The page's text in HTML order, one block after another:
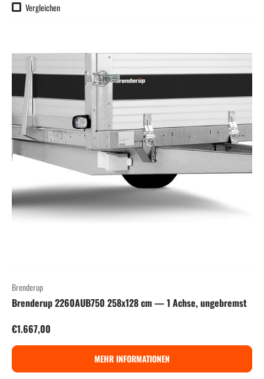
Vergleichen
Brenderup
Brenderup 2260AUB750 258x128 cm — 1 Achse, ungebremst
Normaler Preis
€1.667,00
MEHR INFORMATIONEN